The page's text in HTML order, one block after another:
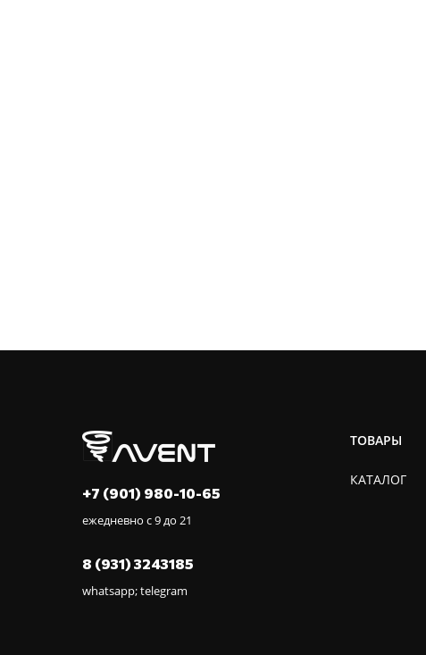
+7 (901) 980-10-65
ежедневно с 9 до 21
8 (931) 3243185
whatsapp; telegram
ТОВАРЫ
КАТАЛОГ